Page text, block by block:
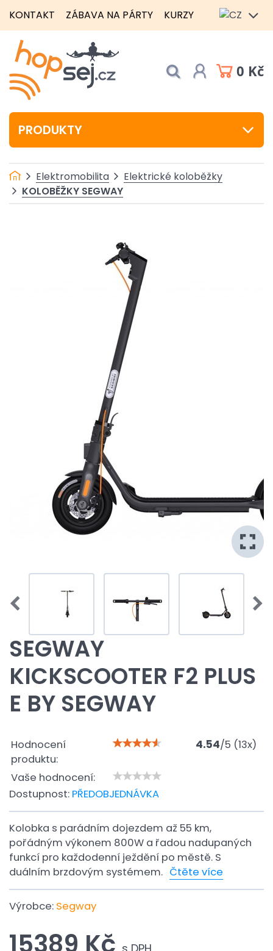
KONTAKT ZÁBAVA NA PÁRTY KURZY
0 Kč
PRODUKTY
Elektromobilita
Elektrické koloběžky
KOLOBĚŽKY SEGWAY
SEGWAY
KICKSCOOTER F2 PLUS
E BY SEGWAY
Hodnocení
produktu:
4.54/5 (13x)
Vaše hodnocení:
Dostupnost: PŘEDOBJEDNÁVKA
Kolobka s parádním dojezdem až 55 km,
pořádným výkonem 800W a řadou nadupaných
funkcí pro každodenní ježdění po městě. S
duálním brzdovým systémem. Čtěte více
Výrobce: Segway